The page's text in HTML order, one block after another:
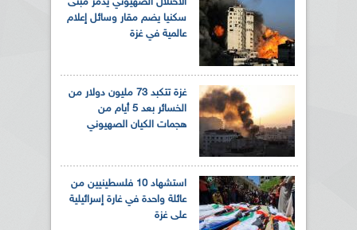
سكنيا يضم مقار وسائل إعلام
عالمية في غزة
غزة تتكبد 73 مليون دولار من
الخسائر بعد 5 أيام من
هجمات الكيان الصهيوني
استشهاد 10 فلسطينيين من
عائلة واحدة في غارة إسرائيلية
على غزة